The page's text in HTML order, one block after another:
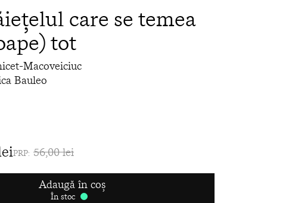
care se temea
tot
Macoveiciuc
Bauleo
PRP: 56,00 lei
Adaugă în coș
În stoc